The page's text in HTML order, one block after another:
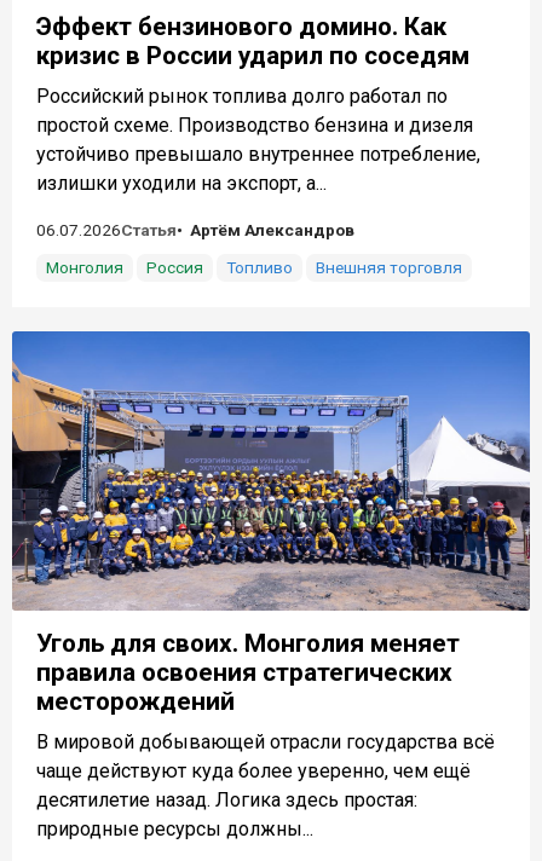
Эффект бензинового домино. Как
кризис в России ударил по соседям
Российский рынок топлива долго работал по
простой схеме. Производство бензина и дизеля
устойчиво превышало внутреннее потребление,
излишки уходили на экспорт, а...
06.07.2026Статья
Артём Александров
Монголия
Россия Топливо Внешняя торговля
Уголь для своих. Монголия меняет
правила освоения стратегических
месторождений
В мировой добывающей отрасли государства всё
чаще действуют куда более уверенно, чем ещё
десятилетие назад. Логика здесь простая:
природные ресурсы должны...